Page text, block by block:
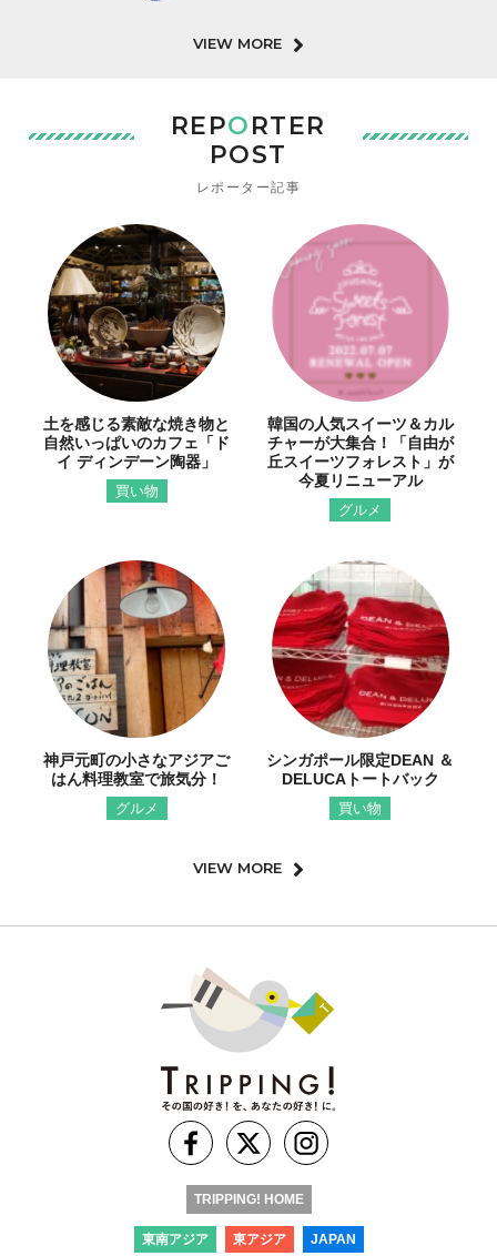
VIEW MORE
REPORTER
POST
レポーター記事
土を感じる素敵な焼き物と
自然いっぱいのカフェ「ド
イ ディンデーン陶器」
買い物
韓国の人気スイーツ＆カル
チャーが大集合！「自由が
丘スイーツフォレスト」が
今夏リニューアル
グルメ
神戸元町の小さなアジアご
はん料理教室で旅気分！
グルメ
シンガポール限定DEAN ＆
DELUCAトートバック
買い物
VIEW MORE
TRIPPING! HOME
東南アジア 東アジア JAPAN